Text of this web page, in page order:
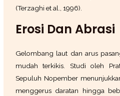
(Terzaghi et al., 1996).
Erosi Dan Abrasi
Gelombang laut dan arus
mudah terkikis. Studi oleh
Sepuluh Nopember
menggerus daratan hingga